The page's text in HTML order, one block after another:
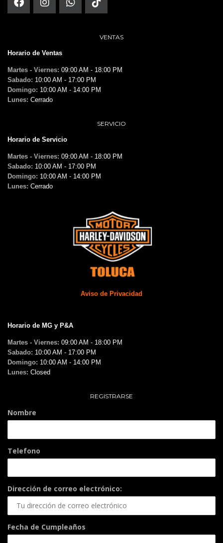
VENTAS
Horario de Ventas
Martes - Viernes: 09:00 AM - 18:00 PM
Sabado: 10:00 AM - 17:00 PM
Domingo: 10:00 AM - 14:00 PM
Lunes: Cerrado
SERVICIO
Horario de Servicio
Martes - Viernes: 09:00 AM - 18:00 PM
Sabado: 10:00 AM - 17:00 PM
Domingo: 10:00 AM - 14:00 PM
Lunes: Cerrado
Aviso de Privacidad
Horario de MG y P&A
Martes - Viernes: 09:00 AM - 18:00 PM
Sabado: 10:00 AM - 17:00 PM
Domingo: 10:00 AM - 14:00 PM
Lunes: Closed
REGISTRARSE
Nombre
Telefono
Dirección de correo electrónico:
Fecha de Cumpleaños